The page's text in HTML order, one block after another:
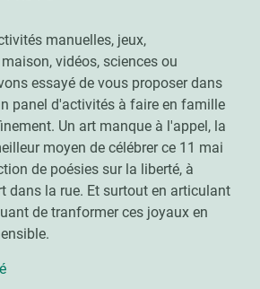
manuelles, jeux,
vidéos, sciences ou
essayé de vous proposer dans
panel d'activités à faire en famille
Un art manque à l'appel, la
moyen de célébrer ce 11 mai
de poésies sur la liberté, à
dans la rue. Et surtout en articulant
de tranformer ces joyaux en